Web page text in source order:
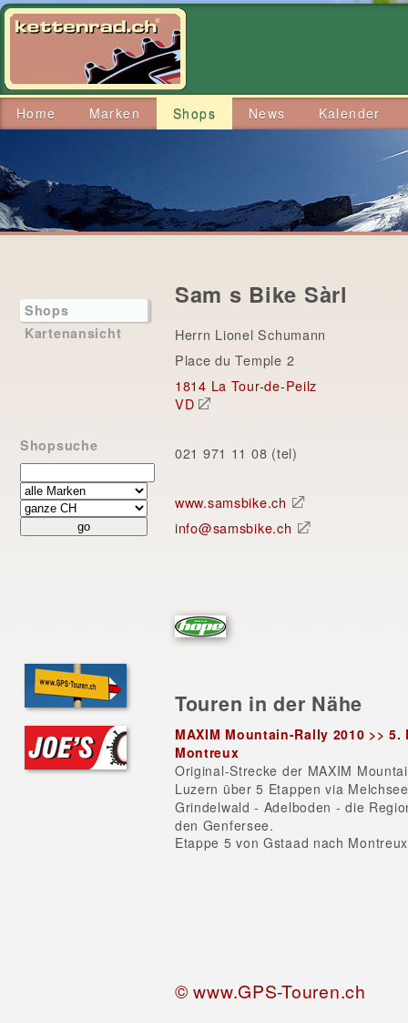
Home Marken Shops News Kalender
Shops
Kartenansicht
Shopsuche
Sam s Bike Sàrl
Herrn Lionel Schumann
Place du Temple 2
1814 La Tour-de-Peilz
VD
021 971 11 08 (tel)
www.samsbike.ch
info@samsbike.ch
Touren in der Nähe
MAXIM Mountain-Rally 2010 >> 5.
Montreux
Original-Strecke der MAXIM
Luzern über 5 Etappen via
Grindelwald - Adelboden - die
den Genfersee.
Etappe 5 von Gstaad nach
© www.GPS-Touren.ch